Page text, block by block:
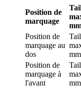
Position de
marquage
Position de
marquage au
dos
mm
Position de
marquage à
l'avant
mm